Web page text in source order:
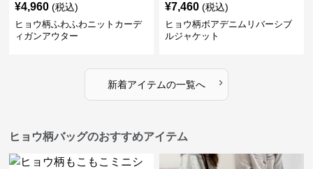
¥4,960 (税込)
ヒョウ柄ふわふわニットカーデ
ィガンアウター
¥7,460 (税込)
ヒョウ柄ボアデニムリバーシブ
ルジャケット
新着アイテムの一覧へ ›
ヒョウ柄バッグのおすすめアイテム